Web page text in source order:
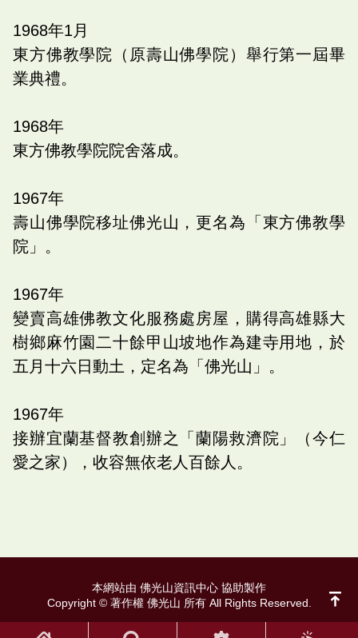
1968年1 月
東方佛教學院（原壽山佛學院）舉行第一屆畢
業典禮。
1968年
東方佛教學院院舍落成。
1967年
壽山佛學院移址佛光山，更名為「東方佛教學
院」。
1967年
變賣高雄佛教文化服務處房屋，購得高雄縣大
樹鄉麻竹園二十餘甲山坡地作為建寺用地，於
五月十六日動土，定名為「佛光山」。
1967年
接辦宜蘭基督教創辦之「蘭陽救濟院」（今仁
愛之家），收容無依老人百餘人。
本網站由 佛光山資訊中心 協助製作
Copyright © 著作權 佛光山 所有 All Rights Reserved.